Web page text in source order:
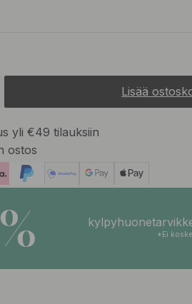
Lisää
yli €49 tilauksiin
ostos
*Ei